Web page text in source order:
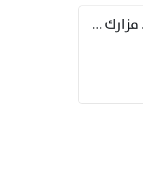
حننت إلى ريّا ونفسك باعدت … مزارك من ريّا وشعباكما معا